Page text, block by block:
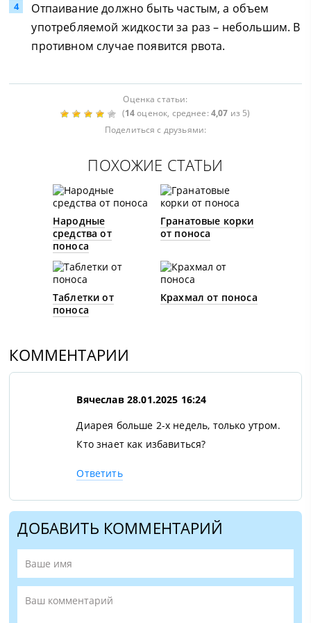
Отпаивание должно быть частым, а объем
употребляемой жидкости за раз – небольшим. В
противном случае появится рвота.
Оценка статьи:
(14оценок, среднее: 4,07 из 5)
Поделиться с друзьями:
ПОХОЖИЕ СТАТЬИ
Народные
средства от
поноса
Гранатовые корки
от поноса
Таблетки от
поноса
Крахмал от поноса
КОММЕНТАРИИ
Вячеслав 28.01.2025 16:24
Диарея больше 2-х недель, только утром.
Кто знает как избавиться?
Ответить
ДОБАВИТЬ КОММЕНТАРИЙ